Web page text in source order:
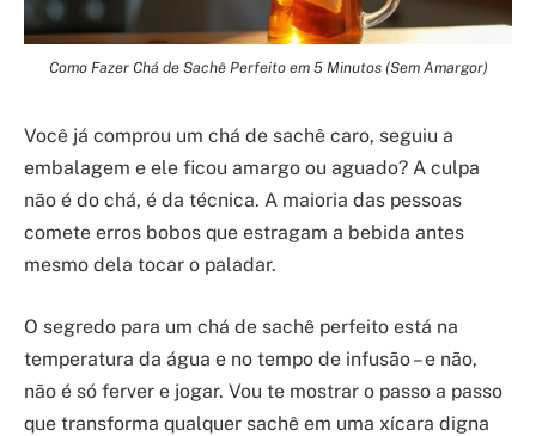
Como Fazer Chá de Sachê Perfeito em 5 Minutos (Sem Amargor)
Você já comprou um chá de sachê caro, seguiu a
embalagem e ele ficou amargo ou aguado? A culpa
não é do chá, é da técnica. A maioria das pessoas
comete erros bobos que estragam a bebida antes
mesmo dela tocar o paladar.
O segredo para um chá de sachê perfeito está na
temperatura da água e no tempo de infusão – e não,
não é só ferver e jogar. Vou te mostrar o passo a passo
que transforma qualquer sachê em uma xícara digna